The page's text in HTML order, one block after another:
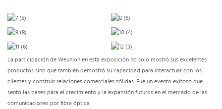
La participación de Weunion en esta exposición no solo mostró sus excelentes
productos sino que también demostró su capacidad para interactuar con los
clientes y construir relaciones comerciales sólidas. Fue un evento exitoso que
sentó las bases para el crecimiento y la expansión futuros en el mercado de las
comunicaciones por fibra óptica.